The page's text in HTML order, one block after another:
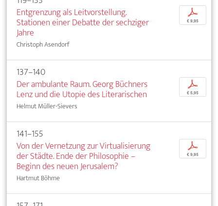
Entgrenzung als Leitvorstellung.
Stationen einer Debatte der sechziger
Jahre
Christoph Asendorf
p
€ 9,95
137–140
Der ambulante Raum. Georg Büchners
Lenz und die Utopie des Literarischen
Helmut Müller-Sievers
p
€ 5,95
141–155
Von der Vernetzung zur Virtualisierung
der Städte. Ende der Philosophie –
Beginn des neuen Jerusalem?
Hartmut Böhme
p
€ 9,95